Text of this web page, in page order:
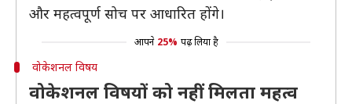
और महत्वपूर्ण सोच पर आधारित होंगे।
आपने 25% पढ़ लिया है
वोकेशनल विषय
वोकेशनल विषयों को नहीं मिलता महत्व